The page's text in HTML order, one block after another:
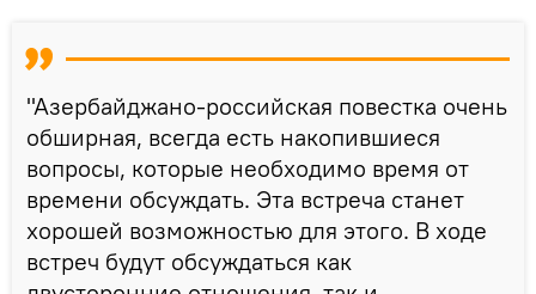
"Азербайджано-российская повестка очень
обширная, всегда есть накопившиеся
вопросы, которые необходимо время от
времени обсуждать. Эта встреча станет
хорошей возможностью для этого. В ходе
встреч будут обсуждаться как